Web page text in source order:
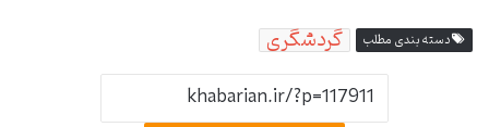
دسته بندی مطلب گردشگری